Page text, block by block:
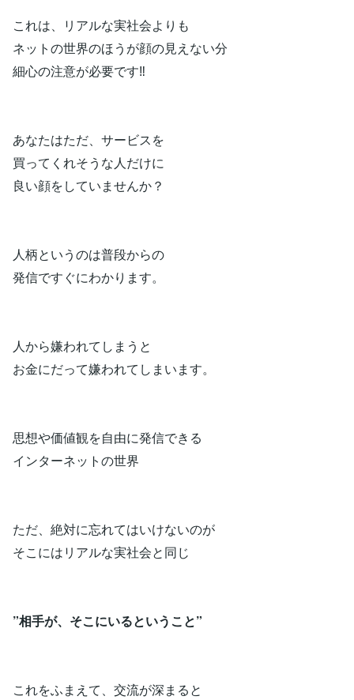
これは、リアルな実社会よりも
ネットの世界のほうが顔の見えない分
細心の注意が必要です‼
あなたはただ、サービスを
買ってくれそうな人だけに
良い顔をしていませんか？
人柄というのは普段からの
発信ですぐにわかります。
人から嫌われてしまうと
お金にだって嫌われてしまいます。
思想や価値観を自由に発信できる
インターネットの世界
ただ、絶対に忘れてはいけないのが
そこにはリアルな実社会と同じ
”相手が、そこにいるということ”
これをふまえて、交流が深まると